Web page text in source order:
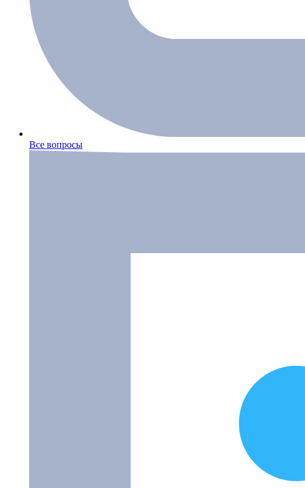
Все вопросы